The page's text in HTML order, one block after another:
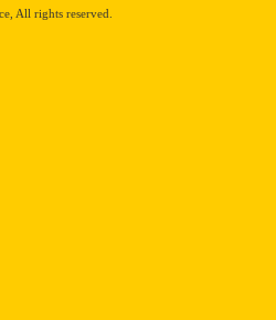
All rights reserved.